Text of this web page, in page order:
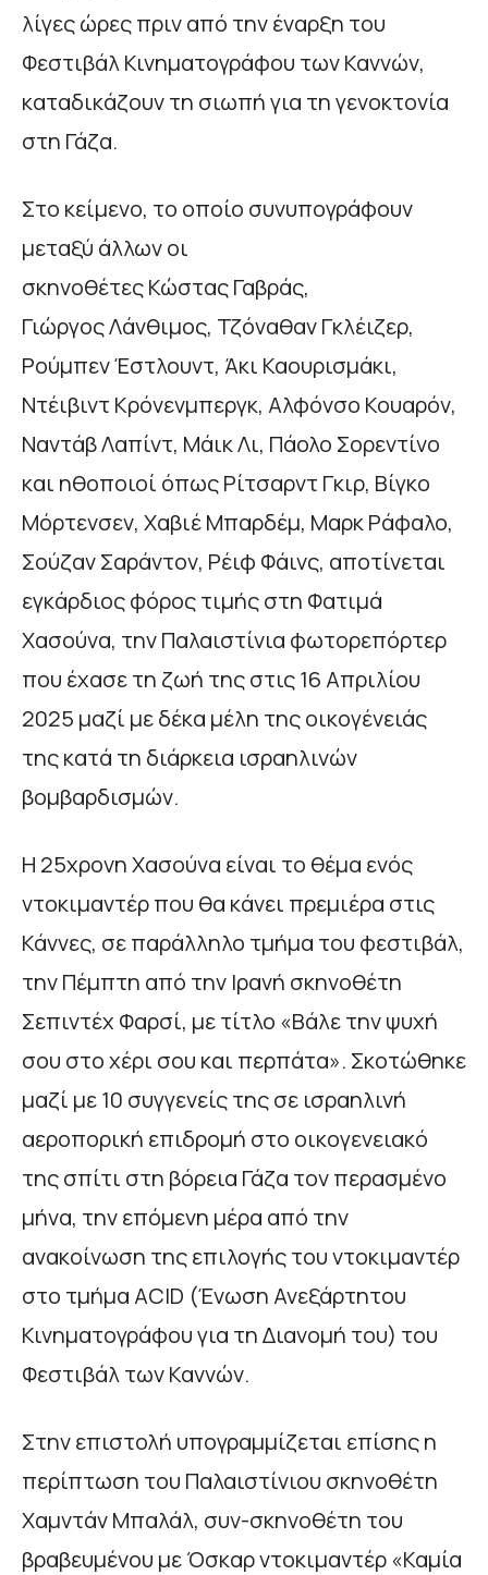
λίγες ώρες πριν από την έναρξη του
Φεστιβάλ Κινηματογράφου των Καννών,
καταδικάζουν τη σιωπή για τη γενοκτονία
στη Γάζα.
Στο κείμενο, το οποίο συνυπογράφουν
μεταξύ άλλων οι
σκηνοθέτες Κώστας Γαβράς,
Γιώργος Λάνθιμος, Τζόναθαν Γκλέιζερ,
Ρούμπεν Έστλουντ, Άκι Καουρισμάκι,
Ντέιβιντ Κρόνενμπεργκ, Αλφόνσο Κουαρόν,
Ναντάβ Λαπίντ, Μάικ Λι, Πάολο Σορεντίνο
και ηθοποιοί όπως Ρίτσαρντ Γκιρ, Βίγκο
Μόρτενσεν, Χαβιέ Μπαρδέμ, Μαρκ Ράφαλο,
Σούζαν Σαράντον, Ρέιφ Φάινς, αποτίνεται
εγκάρδιος φόρος τιμής στη Φατιμά
Χασούνα, την Παλαιστίνια φωτορεπόρτερ
που έχασε τη ζωή της στις 16 Απριλίου
2025 μαζί με δέκα μέλη της οικογένειάς
της κατά τη διάρκεια ισραηλινών
βομβαρδισμών.
Η 25χρονη Χασούνα είναι το θέμα ενός
ντοκιμαντέρ που θα κάνει πρεμιέρα στις
Κάννες, σε παράλληλο τμήμα του φεστιβάλ,
την Πέμπτη από την Ιρανή σκηνοθέτη
Σεπιντέχ Φαρσί, με τίτλο «Βάλε την ψυχή
σου στο χέρι σου και περπάτα». Σκοτώθηκε
μαζί με 10 συγγενείς της σε ισραηλινή
αεροπορική επιδρομή στο οικογενειακό
της σπίτι στη βόρεια Γάζα τον περασμένο
μήνα, την επόμενη μέρα από την
ανακοίνωση της επιλογής του ντοκιμαντέρ
στο τμήμα ACID (Ένωση Ανεξάρτητου
Κινηματογράφου για τη Διανομή του) του
Φεστιβάλ των Καννών.
Στην επιστολή υπογραμμίζεται επίσης η
περίπτωση του Παλαιστίνιου σκηνοθέτη
Χαμντάν Μπαλάλ, συν-σκηνοθέτη του
βραβευμένου με Όσκαρ ντοκιμαντέρ «Καμία